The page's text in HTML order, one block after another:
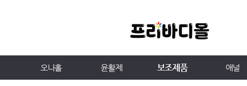
오나홀 윤활제 보조제품 애널